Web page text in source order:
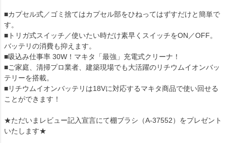
■カプセル式／ゴミ捨てはカプセル部をひねってはずすだけと簡単で
す。
■トリガ式スイッチ／使いたい時だけ素早くスイッチをON／OFF。
バッテリの消費も抑えます。
■吸込み仕事率 30W！マキタ「最強」充電式クリーナ！
■ご家庭、清掃プロ業者、建築現場でも大活躍のリチウムイオンバッ
テリーを搭載。
■リチウムイオンバッテリは18Vに対応するマキタ商品で使い回せる
ことができます！
★ただいまレビュー記入宣言にて棚ブラシ（A-37552）をプレゼント
いたします★